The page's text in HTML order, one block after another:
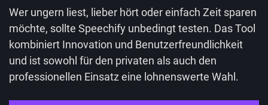
Wer ungern liest, lieber hört oder einfach Zeit sparen
möchte, sollte Speechify unbedingt testen. Das Tool
kombiniert Innovation und Benutzerfreundlichkeit
und ist sowohl für den privaten als auch den
professionellen Einsatz eine lohnenswerte Wahl.